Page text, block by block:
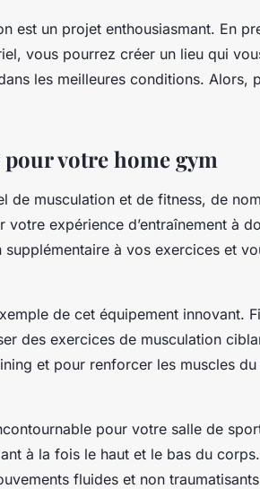
est un projet enthousiasmant. En
vous pourrez créer un lieu qui
les meilleures conditions. Alors,
votre home gym
de musculation et de fitness, de
expérience d’entraînement à
à vos exercices et
de cet équipement innovant.
des exercices de musculation
et pour renforcer les muscles
pour votre salle de
à la fois le haut et le bas du
fluides et non